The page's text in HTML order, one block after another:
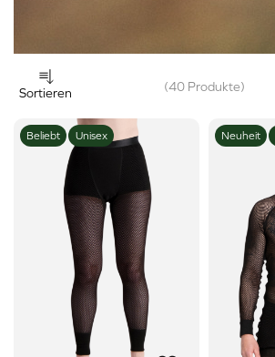
Sortieren (40 Produkte)
Beliebt Unisex Neuheit